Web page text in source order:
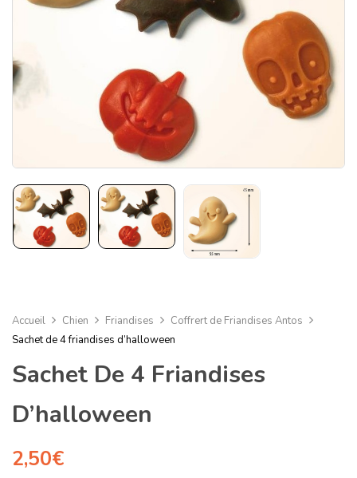
Accueil Chien Friandises
Coffrert de Friandises Antos
Sachet de 4 friandises d’halloween
Sachet De 4 Friandises
D’halloween
2,50€